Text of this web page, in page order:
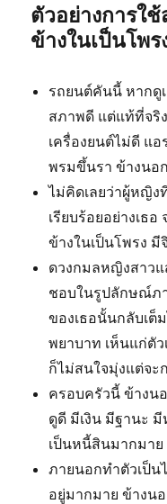
ตัวอย่างการใ
ข้างในเป็นโพร
รถยนต์คันนี้ หากดู
สภาพดี แต่แท้ที่จริ
เครื่องยนต์ไม่ดี แอ
พรมขึ้นรา ข้างนอ
ไม่คิดเลยว่าผู้หญิง
เรียบร้อยอย่างเธ
ข้างในเป็นโพรง
ดวงกมลหญิงสาวแ
ชอบในรูปลักษณ์ภ
ของเธอนั้นกลับเต็
พยาบาท เห็นแก่ตัว
ก็ไม่สนใจมุ่งแต่จะ
ครอบครัวนี้ ข้างน
ดูดี มีเงิน มีฐานะ
เป็นหนี้สินมากมา
ภายนอกทำตัวเป็
อยู่มากมาย ข้างน